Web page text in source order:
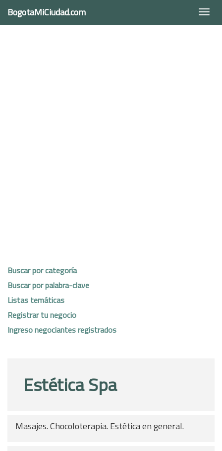
BogotaMiCiudad.com
Buscar por categoría
Buscar por palabra-clave
Listas temáticas
Registrar tu negocio
Ingreso negociantes registrados
Estética Spa
Masajes. Chocoloterapia. Estética en general.